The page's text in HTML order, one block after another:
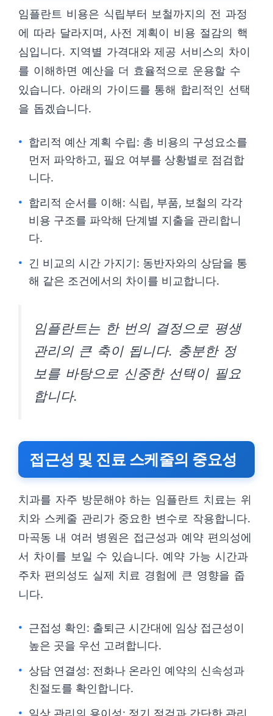
임플란트 비용은 식립부터 보철까지의 전 과정
에 따라 달라지며, 사전 계획이 비용 절감의 핵
심입니다. 지역별 가격대와 제공 서비스의 차이
를 이해하면 예산을 더 효율적으로 운용할 수
있습니다. 아래의 가이드를 통해 합리적인 선택
을 돕겠습니다.
합리적 예산 계획 수립: 총 비용의 구성요소를
먼저 파악하고, 필요 여부를 상황별로 점검합
니다.
합리적 순서를 이해: 식립, 부품, 보철의 각각
비용 구조를 파악해 단계별 지출을 관리합니
다.
긴 비교의 시간 가지기: 동반자와의 상담을 통
해 같은 조건에서의 차이를 비교합니다.
임플란트는 한 번의 결정으로 평생
관리의 큰 축이 됩니다. 충분한 정
보를 바탕으로 신중한 선택이 필요
합니다.
접근성 및 진료 스케줄의 중요성
치과를 자주 방문해야 하는 임플란트 치료는 위
치와 스케줄 관리가 중요한 변수로 작용합니다.
마곡동 내 여러 병원은 접근성과 예약 편의성에
서 차이를 보일 수 있습니다. 예약 가능 시간과
주차 편의성도 실제 치료 경험에 큰 영향을 줍
니다.
근접성 확인: 출퇴근 시간대에 임상 접근성이
높은 곳을 우선 고려합니다.
상담 연결성: 전화나 온라인 예약의 신속성과
친절도를 확인합니다.
일상 관리의 용이성: 정기 점검과 간단한 관리